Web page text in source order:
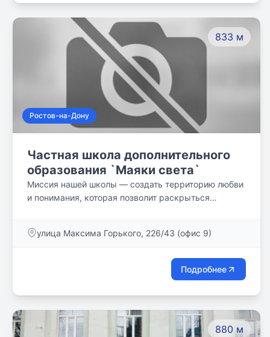
833 м
Ростов-на-Дону
Частная школа дополнительного
образования `Маяки света`
Миссия нашей школы — создать территорию любви
и понимания, которая позволит раскрыться
каждому ученику — максимально развить его
подходы и методику, чтобы помочь детям начать
образование в комфортной атмосфере, развить и
улица Максима Горького, 226/43 (офис 9)
Подробнее
880 м